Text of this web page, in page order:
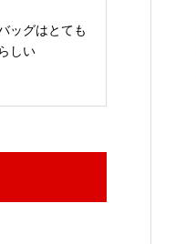
ッグはとても
しい